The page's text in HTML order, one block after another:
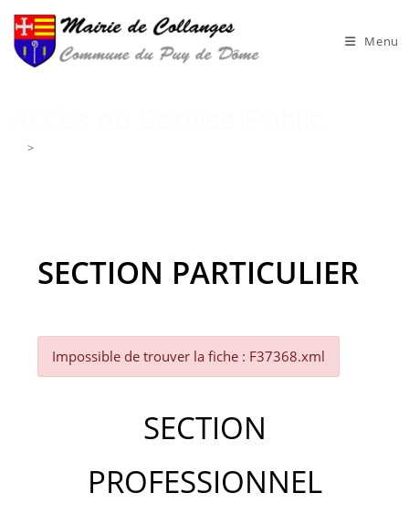
Skip
content
Menu
>
SECTION PARTICULIER
Impossible de trouver la fiche : F37368.xml
SECTION
PROFESSIONNEL